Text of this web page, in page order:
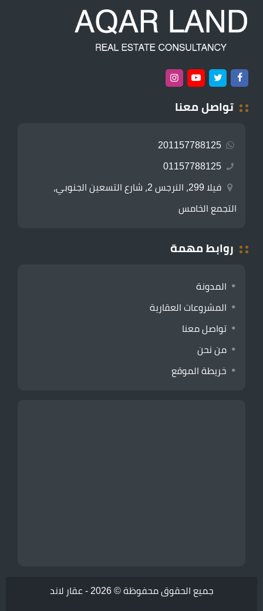
تواصل معنا
201157788125
01157788125
فيلا 299، النرجس 2، شارع التسعين الجنوبي،
التجمع الخامس
روابط مهمة
المدونة
المشروعات العقارية
تواصل معنا
من نحن
خريطة الموقع
جميع الحقوق محفوظة © 2026 - عقار لاند